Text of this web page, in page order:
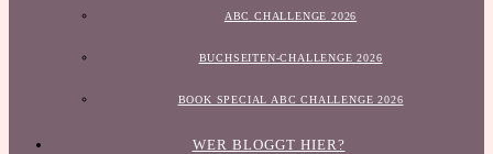
ABC CHALLENGE 2026
BUCHSEITEN-CHALLENGE 2026
BOOK SPECIAL ABC CHALLENGE 2026
WER BLOGGT HIER?